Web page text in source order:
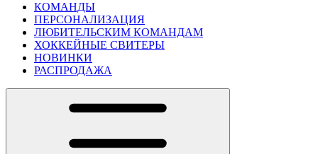
КОМАНДЫ
ПЕРСОНАЛИЗАЦИЯ
ЛЮБИТЕЛЬСКИМ КОМАНДАМ
ХОККЕЙНЫЕ СВИТЕРЫ
НОВИНКИ
РАСПРОДАЖА